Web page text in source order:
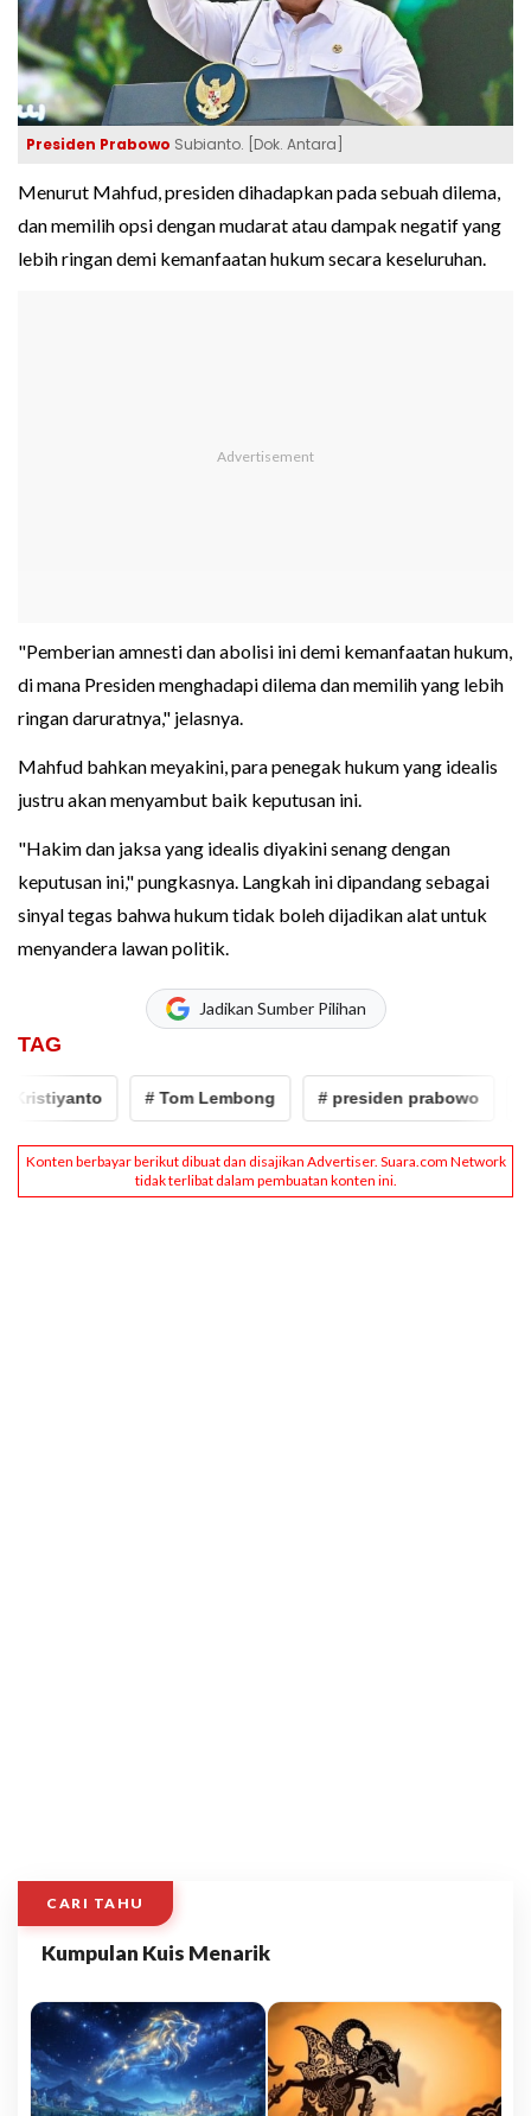
Presiden Prabowo Subianto. [Dok. Antara]
Menurut Mahfud, presiden dihadapkan pada sebuah dilema,
dan memilih opsi dengan mudarat atau dampak negatif yang
lebih ringan demi kemanfaatan hukum secara keseluruhan.
"Pemberian amnesti dan abolisi ini demi kemanfaatan hukum,
di mana Presiden menghadapi dilema dan memilih yang lebih
ringan daruratnya," jelasnya.
Mahfud bahkan meyakini, para penegak hukum yang idealis
justru akan menyambut baik keputusan ini.
"Hakim dan jaksa yang idealis diyakini senang dengan
keputusan ini," pungkasnya. Langkah ini dipandang sebagai
sinyal tegas bahwa hukum tidak boleh dijadikan alat untuk
menyandera lawan politik.
Jadikan Sumber Pilihan
TAG
# Tom Lembong # presiden prabowo #
CARI TAHU
Kumpulan Kuis Menarik